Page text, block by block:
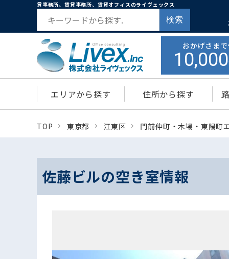
貸事務所、賃貸事務所、賃貸オフィスのライヴェックス
検索
おかげさま
10,000
エリアから探す 住所から探す
TOP 東京都 江東区 門前仲町・木場・東陽町
佐藤ビルの空き室情報